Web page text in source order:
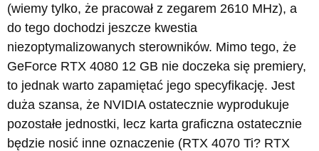
(wiemy tylko, że pracował z zegarem 2610 MHz), a
do tego dochodzi jeszcze kwestia
niezoptymalizowanych sterowników. Mimo tego, że
GeForce RTX 4080 12 GB nie doczeka się premiery,
to jednak warto zapamiętać jego specyfikację. Jest
duża szansa, że NVIDIA ostatecznie wyprodukuje
pozostałe jednostki, lecz karta graficzna ostatecznie
będzie nosić inne oznaczenie (RTX 4070 Ti? RTX